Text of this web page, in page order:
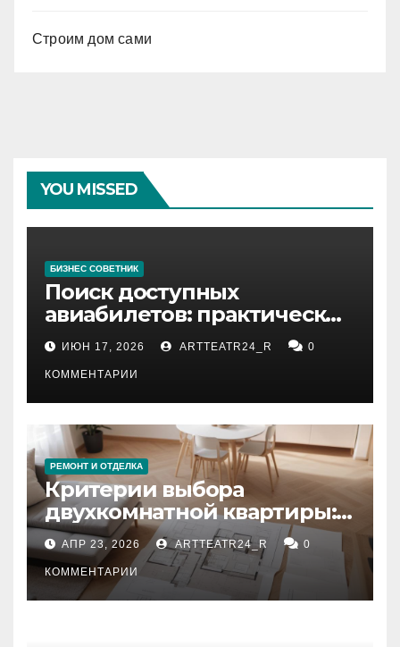
Строим дом сами
YOU MISSED
БИЗНЕС СОВЕТНИК
Поиск доступных
авиабилетов: практические
рекомендации
ИЮН 17, 2026 ARTTEATR24_R 0
КОММЕНТАРИИ
РЕМОНТ И ОТДЕЛКА
Критерии выбора
двухкомнатной квартиры:
планировка, площадь,
состояние и документация
АПР 23, 2026 ARTTEATR24_R 0
КОММЕНТАРИИ